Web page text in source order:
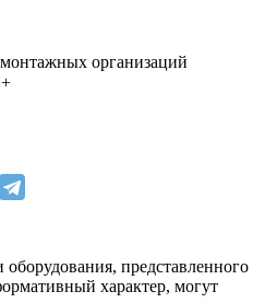
организаций
+
оборудования, представленного
характер, могут